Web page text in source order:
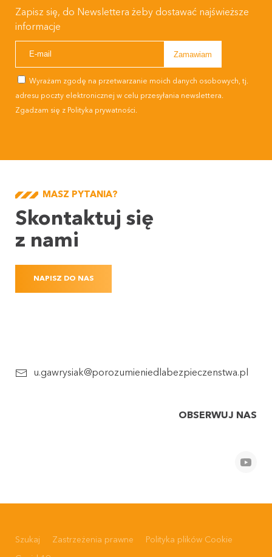
Zapisz się, do Newslettera żeby dostawać najświeższe
informacje
Wyrażam zgodę na przetwarzanie moich danych osobowych, tj.
adresu poczty elektronicznej w celu przesyłania newslettera.
Zgadzam się z Polityka prywatności.
MASZ PYTANIA?
Skontaktuj się
z nami
NAPISZ DO NAS
u.gawrysiak@porozumieniedlabezpieczenstwa.pl
OBSERWUJ NAS
Szukaj Zastrzeżenia prawne Polityka plików Cookie